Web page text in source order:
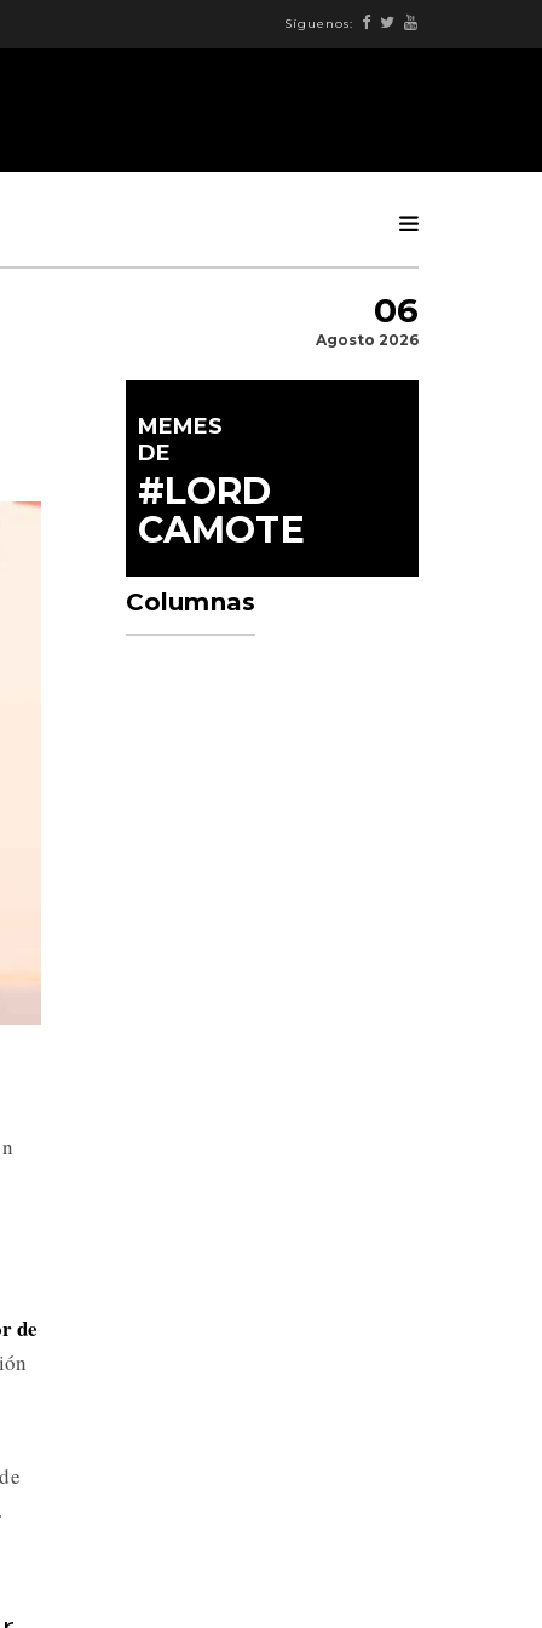
Síguenos:
06
Agosto 2026
de
MEMES
DE
#LORD
CAMOTE
Columnas